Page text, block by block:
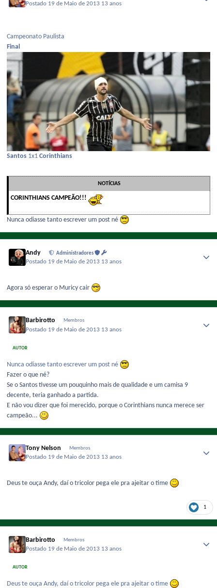
Postado 19 de Maio de 2013 13 anos
Campeonato Paulista
Final
Santos 1x1 Corinthians
NOTÍCIAS
CORINTHIANS CAMPEÃO!!!
Nunca odiasse tanto escrever um post né
Andy Administradores
Postado 19 de Maio de 2013 13 anos
Agora só esperar o Muricy cair
Barbirotto Membros
Postado 19 de Maio de 2013 13 anos
AUTOR
Nunca odiasse tanto escrever um post né
Fazer o que né?
Se o Santos tivesse um pouquinho mais de qualidade e um camisa 9
decente, teria ganhado a partida.
E não vou dizer que foi merecido, porque o Corinthians nunca merece ser
campeão...
Tony Nelson Membros
Postado 19 de Maio de 2013 13 anos
Deus te ouça Andy, daí o tricolor pega ele pra ajeitar o time
1
Barbirotto Membros
Postado 19 de Maio de 2013 13 anos
AUTOR
Deus te ouça Andy, daí o tricolor pega ele pra ajeitar o time